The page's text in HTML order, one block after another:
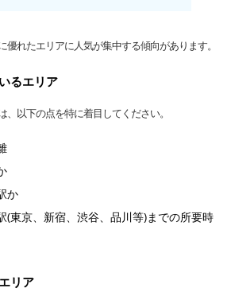
れたエリアに人気が集中する傾向があります。
るエリア
以下の点を特に着目してください。
か
(東京、新宿、渋谷、品川等)までの所要時
リア